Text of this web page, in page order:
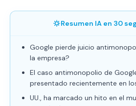
Resumen IA en 30
Google pierde juicio
la empresa?
El caso antimonopolio de
presentado recientemente en
UU., ha marcado un hito en el